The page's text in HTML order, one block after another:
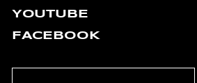
YOUTUBE
FACEBOOK